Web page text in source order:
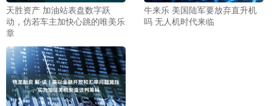
天胜资产 加油站表盘数字跃
动，仿若车主加快心跳的唯美乐
章
牛来乐 美国陆军要放弃直升机
吗 无人机时代来临